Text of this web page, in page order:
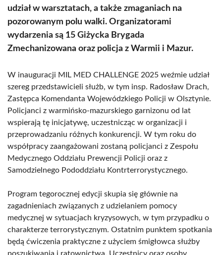
udział w warsztatach, a także zmaganiach na
pozorowanym polu walki. Organizatorami
wydarzenia są 15 Giżycka Brygada
Zmechanizowana oraz policja z Warmii i Mazur.
W inauguracji MIL MED CHALLENGE 2025 weźmie udział
szereg przedstawicieli służb, w tym insp. Radosław Drach,
Zastępca Komendanta Wojewódzkiego Policji w Olsztynie.
Policjanci z warmińsko-mazurskiego garnizonu od lat
wspierają tę inicjatywę, uczestnicząc w organizacji i
przeprowadzaniu różnych konkurencji. W tym roku do
współpracy zaangażowani zostaną policjanci z Zespołu
Medycznego Oddziału Prewencji Policji oraz z
Samodzielnego Pododdziału Kontrterrorystycznego.
Program tegorocznej edycji skupia się głównie na
zagadnieniach związanych z udzielaniem pomocy
medycznej w sytuacjach kryzysowych, w tym przypadku o
charakterze terrorystycznym. Ostatnim punktem spotkania
będą ćwiczenia praktyczne z użyciem śmigłowca służby